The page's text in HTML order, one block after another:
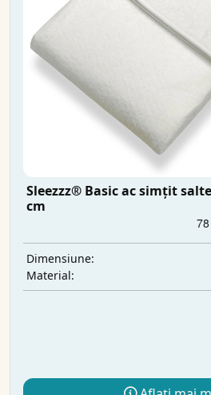
Sleezzz® Basic ac simțit
cm
Dimensiune:
Material: